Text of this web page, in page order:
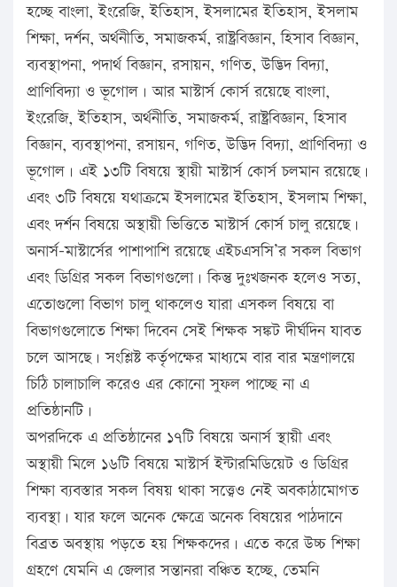
হচ্ছে বাংলা, ইংরেজি, ইতিহাস, ইসলামের ইতিহাস, ইসলাম
শিক্ষা, দর্শন, অর্থনীতি, সমাজকর্ম, রাষ্ট্রবিজ্ঞান, হিসাব বিজ্ঞান,
ব্যবস্থাপনা, পদার্থ বিজ্ঞান, রসায়ন, গণিত, উদ্ভিদ বিদ্যা,
প্রাণিবিদ্যা ও ভূগোল। আর মাস্টার্স কোর্স রয়েছে বাংলা,
ইংরেজি, ইতিহাস, অর্থনীতি, সমাজকর্ম, রাষ্ট্রবিজ্ঞান, হিসাব
বিজ্ঞান, ব্যবস্থাপনা, রসায়ন, গণিত, উদ্ভিদ বিদ্যা, প্রাণিবিদ্যা ও
ভূগোল। এই ১৩টি বিষয়ে স্থায়ী মাস্টার্স কোর্স চলমান রয়েছে।
এবং ৩টি বিষয়ে যথাক্রমে ইসলামের ইতিহাস, ইসলাম শিক্ষা,
এবং দর্শন বিষয়ে অস্থায়ী ভিত্তিতে মাস্টার্স কোর্স চালু রয়েছে।
অনার্স-মাস্টার্সের পাশাপাশি রয়েছে এইচএসসি’র সকল বিভাগ
এবং ডিগ্রির সকল বিভাগগুলো। কিন্তু দুঃখজনক হলেও সত্য,
এতোগুলো বিভাগ চালু থাকলেও যারা এসকল বিষয়ে বা
বিভাগগুলোতে শিক্ষা দিবেন সেই শিক্ষক সঙ্কট দীর্ঘদিন যাবত
চলে আসছে। সংশ্লিষ্ট কর্তৃপক্ষের মাধ্যমে বার বার মন্ত্রণালয়ে
চিঠি চালাচালি করেও এর কোনো সুফল পাচ্ছে না এ
প্রতিষ্ঠানটি।
অপরদিকে এ প্রতিষ্ঠানের ১৭টি বিষয়ে অনার্স স্থায়ী এবং
অস্থায়ী মিলে ১৬টি বিষয়ে মাস্টার্স ইন্টারমিডিয়েট ও ডিগ্রির
শিক্ষা ব্যবস্তার সকল বিষয় থাকা সত্ত্বেও নেই অবকাঠামোগত
ব্যবস্থা। যার ফলে অনেক ক্ষেত্রে অনেক বিষয়ের পাঠদানে
বিব্রত অবস্থায় পড়তে হয় শিক্ষকদের। এতে করে উচ্চ শিক্ষা
গ্রহণে যেমনি এ জেলার সন্তানরা বঞ্চিত হচ্ছে, তেমনি